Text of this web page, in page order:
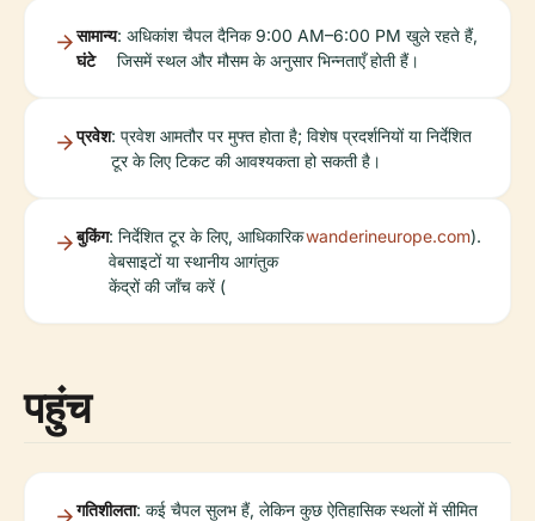
सामान्य
घंटे
: अधिकांश चैपल दैनिक 9:00 AM–6:00 PM खुले रहते हैं,
जिसमें स्थल और मौसम के अनुसार भिन्नताएँ होती हैं।
प्रवेश: प्रवेश आमतौर पर मुफ्त होता है; विशेष प्रदर्शनियों या निर्देशित
टूर के लिए टिकट की आवश्यकता हो सकती है।
बुकिंग: निर्देशित टूर के लिए, आधिकारिक
वेबसाइटों या स्थानीय आगंतुक
केंद्रों की जाँच करें (
wanderineurope.com).
पहुंच
गतिशीलता: कई चैपल सुलभ हैं, लेकिन कुछ ऐतिहासिक स्थलों में सीमित